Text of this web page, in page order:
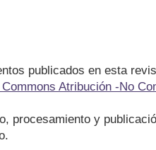
publicados en esta
Atribución -No
procesamiento y